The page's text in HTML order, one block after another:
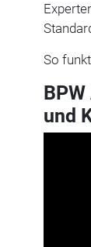
So
und